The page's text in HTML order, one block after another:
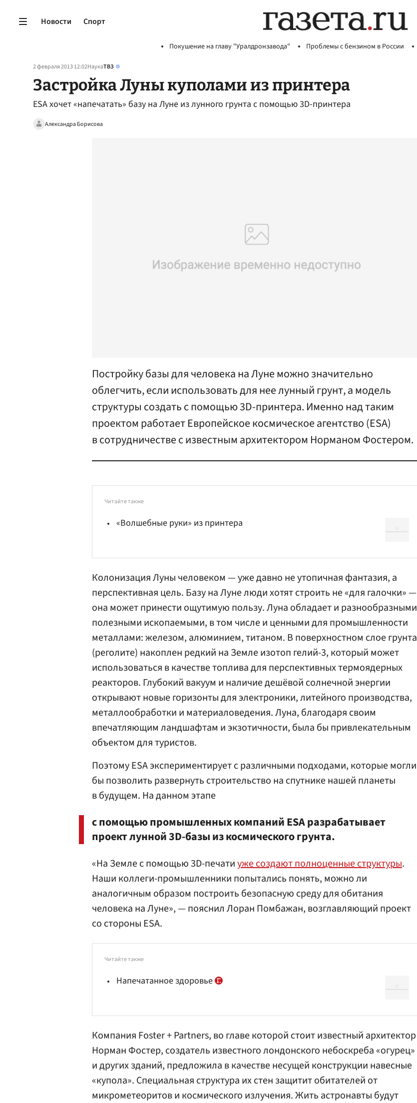
Новости Спорт
Покушение на главу "Уралдронзавода" Проблемы с бензином в России
2 февраля 2013 12:02НаукаТВЗ
Застройка Луны куполами из принтера
ESA хочет «напечатать» базу на Луне из лунного грунта с помощью 3D-принтера
Александра Борисова
Постройку базы для человека на Луне можно значительно
облегчить, если использовать для нее лунный грунт, а модель
структуры создать с помощью 3D-принтера. Именно над таким
проектом работает Европейское космическое агентство (ESA)
в сотрудничестве с известным архитектором Норманом Фостером.
Читайте также
«Волшебные руки» из принтера
Колонизация Луны человеком — уже давно не утопичная фантазия, а
перспективная цель. Базу на Луне люди хотят строить не «для галочки» —
она может принести ощутимую пользу. Луна обладает и разнообразными
полезными ископаемыми, в том числе и ценными для промышленности
металлами: железом, алюминием, титаном. В поверхностном слое грунта
(реголите) накоплен редкий на Земле изотоп гелий-3, который может
использоваться в качестве топлива для перспективных термоядерных
реакторов. Глубокий вакуум и наличие дешёвой солнечной энергии
открывают новые горизонты для электроники, литейного производства,
металлообработки и материаловедения. Луна, благодаря своим
впечатляющим ландшафтам и экзотичности, была бы привлекательным
объектом для туристов.
Поэтому ESA экспериментирует с различными подходами, которые могли
бы позволить развернуть строительство на спутнике нашей планеты
в будущем. На данном этапе
с помощью промышленных компаний ESA разрабатывает
проект лунной 3D-базы из космического грунта.
«На Земле с помощью 3D-печатиуже создают полноценные структуры.
Наши коллеги-промышленники попытались понять, можно ли
аналогичным образом построить безопасную среду для обитания
человека на Луне», — пояснил Лоран Помбажан, возглавляющий проект
со стороны ESA.
Читайте также
Напечатанное здоровье
Компания Foster + Partners, во главе которой стоит известный архитектор
Норман Фостер, создатель известного лондонского небоскреба «огурец»
и других зданий, предложила в качестве несущей конструкции навесные
«купола». Специальная структура их стен защитит обитателей от
микрометеоритов и космического излучения. Жить астронавты будут